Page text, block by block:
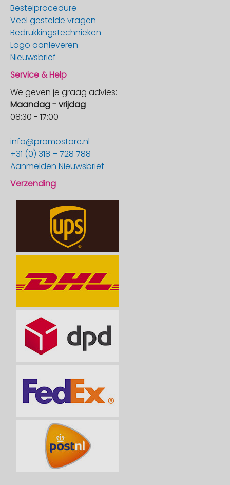
Bestelprocedure
Veel gestelde vragen
Bedrukkingstechnieken
Logo aanleveren
Nieuwsbrief
Service & Help
We geven je graag advies:
Maandag - vrijdag
08:30 - 17:00
info@promostore.nl
+31 (0) 318 – 728 788
Aanmelden Nieuwsbrief
Verzending